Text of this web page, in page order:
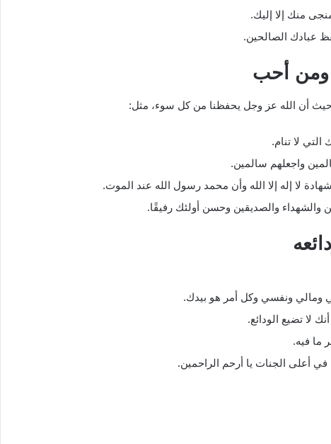
منك إلا إليك.
عبادك الصالحين.
ومن أحب
حيث أن الله عز وجل يحفظنا من كل سوء، مثل:
لا تنام.
واجعلهم سالمين.
لا إله إلا الله وأن محمد رسول الله عند الموت.
والشهداء والصديقين وحسن أولئك رفيقًا.
ومالي ونفسي وكل أمر هو بيدك.
لا تضيع الودائع.
ما فيه.
أعلى الجنات يا أرحم الراحمين.